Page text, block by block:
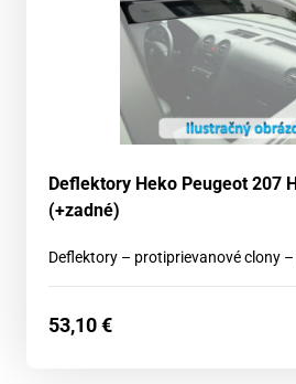
Deflektory Heko Peugeot 207
(+zadné)
Deflektory – protiprievanové clony
53,10€